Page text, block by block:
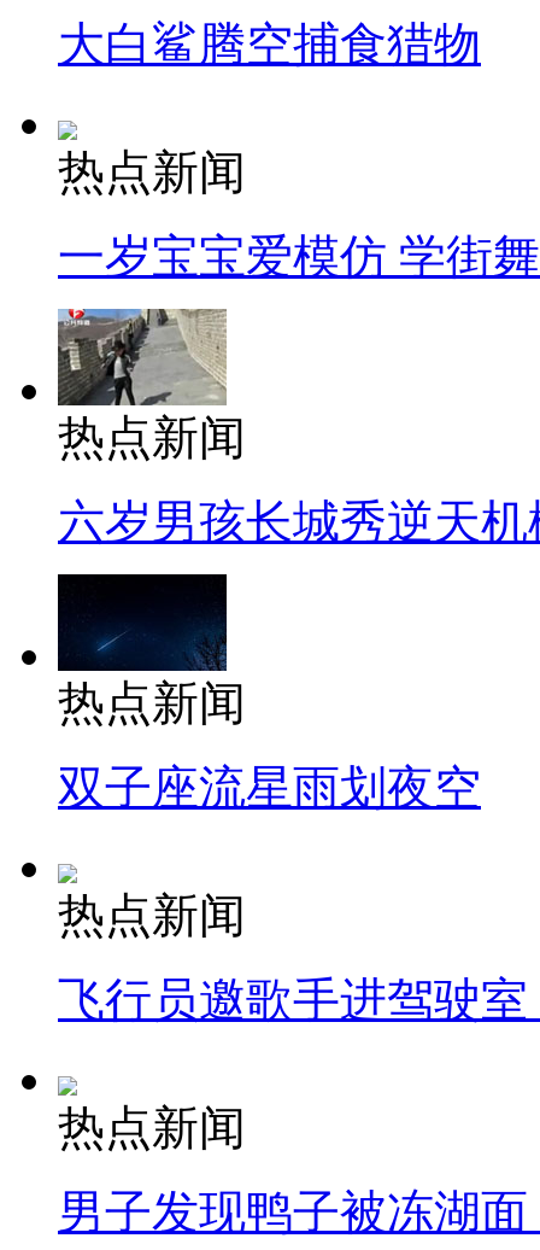
大白鲨腾空捕食猎物
热点新闻
一岁宝宝爱模仿 学街
热点新闻
六岁男孩长城秀逆天机
热点新闻
双子座流星雨划夜空
热点新闻
飞行员邀歌手进驾驶
热点新闻
男子发现鸭子被冻湖